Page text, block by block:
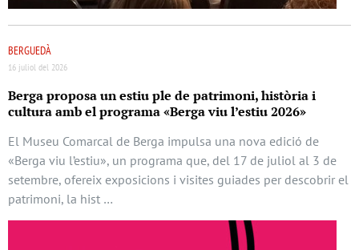
BERGUEDÀ
16 juliol del 2026
Berga proposa un estiu ple de patrimoni, història i
cultura amb el programa «Berga viu l’estiu 2026»
El Museu Comarcal de Berga impulsa una nova edició de
«Berga viu l’estiu», un programa que, del 17 de juliol al 3 de
setembre, ofereix exposicions i visites guiades per descobrir el
patrimoni, la hist …